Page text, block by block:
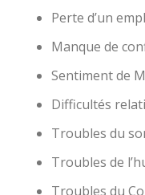
Perte d’un
Manque de
Sentiment de
Difficultés
Troubles du
Troubles de
Troubles du